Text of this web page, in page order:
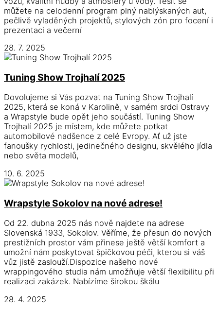
můžete na celodenní program plný nablýskaných aut,
pečlivě vyladěných projektů, stylových zón pro focení i
prezentaci a večerní
28. 7. 2025
Tuning Show Trojhalí 2025
Dovolujeme si Vás pozvat na Tuning Show Trojhalí
2025, která se koná v Karolině, v samém srdci Ostravy
a Wrapstyle bude opět jeho součástí. Tuning Show
Trojhalí 2025 je místem, kde můžete potkat
automobilové nadšence z celé Evropy. Ať už jste
fanoušky rychlosti, jedinečného designu, skvělého jídla
nebo světa modelů,
10. 6. 2025
Wrapstyle Sokolov na nové adrese!
Od 22. dubna 2025 nás nově najdete na adrese
Slovenská 1933, Sokolov. Věříme, že přesun do nových
prestižních prostor vám přinese ještě větší komfort a
umožní nám poskytovat špičkovou péči, kterou si váš
vůz jistě zaslouží.Dispozice našeho nové
wrappingového studia nám umožňuje větší flexibilitu při
realizaci zakázek. Nabízíme širokou škálu
28. 4. 2025